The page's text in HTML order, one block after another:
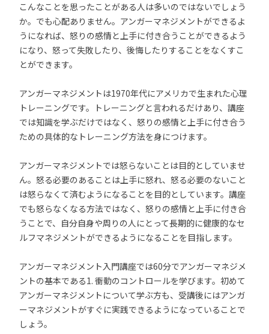
こんなことを思ったことがある人は多いのではないでしょう
か。でも心配ありません。アンガーマネジメントができるよ
うになれば、怒りの感情と上手に付き合うことができるよう
になり、怒って失敗したり、後悔したりすることをなくすこ
とができます。
アンガーマネジメントは1970年代にアメリカで生まれた心理
トレーニングです。トレーニングと言われるだけあり、講座
では知識を学ぶだけではなく、怒りの感情と上手に付き合う
ための具体的なトレーニング方法を身につけます。
アンガーマネジメントでは怒らないことは目的としていませ
ん。怒る必要のあることは上手に怒れ、怒る必要のないこと
は怒らなくて済むようになることを目的としています。講座
でも怒らなくなる方法ではなく、怒りの感情と上手に付き合
うことで、自分自身や周りの人にとって長期的に健康的なセ
ルフマネジメントができるようになることを目指します。
アンガーマネジメント入門講座では60分でアンガーマネジメ
ントの基本である1. 衝動のコントロールを学びます。初めて
アンガーマネジメントについて学ぶ方も、受講後にはアンガ
ーマネジメントがすぐに実践できるようになっていることで
しょう。